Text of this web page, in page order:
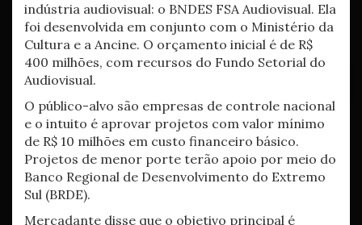
indústria audiovisual: o BNDES FSA Audiovisual. Ela
foi desenvolvida em conjunto com o Ministério da
Cultura e a Ancine. O orçamento inicial é de R$
400 milhões, com recursos do Fundo Setorial do
Audiovisual.
O público-alvo são empresas de controle nacional
e o intuito é aprovar projetos com valor mínimo
de R$ 10 milhões em custo financeiro básico.
Projetos de menor porte terão apoio por meio do
Banco Regional de Desenvolvimento do Extremo
Sul (BRDE).
Mercadante disse que o objetivo principal é